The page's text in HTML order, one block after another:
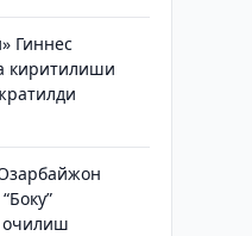
Гиннес
киритилиши
очилиш